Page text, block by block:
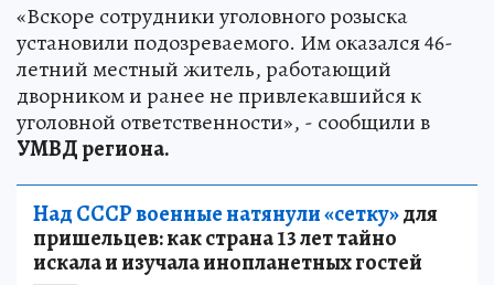
«Вскоре сотрудники уголовного розыска
установили подозреваемого. Им оказался 46-
летний местный житель, работающий
дворником и ранее не привлекавшийся к
уголовной ответственности», - сообщили в
УМВД региона.
Над СССР военные натянули «сетку»для
пришельцев: как страна 13 лет тайно
искала и изучала инопланетных гостей